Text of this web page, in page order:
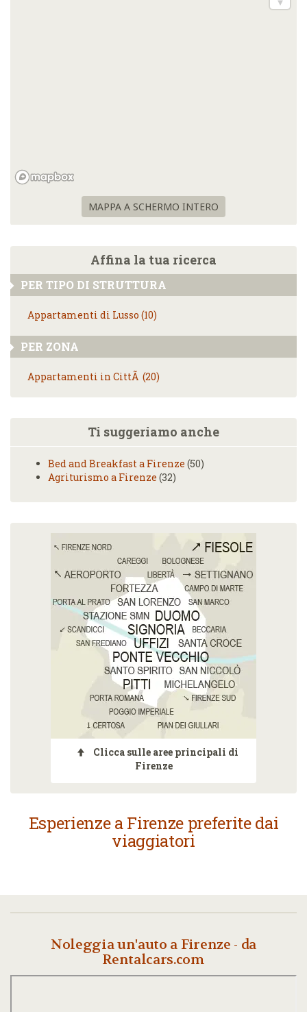
MAPPA A SCHERMO INTERO
Affina la tua ricerca
PER TIPO DI STRUTTURA
Appartamenti di Lusso (10)
PER ZONA
Appartamenti in CittÃ (20)
Ti suggeriamo anche
Bed and Breakfast a Firenze (50)
Agriturismo a Firenze (32)
Clicca sulle aree principali di
Firenze
Esperienze a Firenze preferite dai
viaggiatori
Noleggia un'auto a Firenze - da
Rentalcars.com